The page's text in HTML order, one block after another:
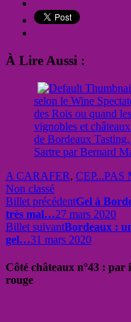
À Lire Aussi :
selon le Wine
des Rois ou quand
vignobles et
de Bordeaux
Sartre par Bernard
A CARAFER, CEP...PAS
Non classé
Billet précédentGel à
très mal…27 mars 2020
Billet suivantBordeaux :
gel…31 mars 2020
Côté châteaux n°43 : par
rouge